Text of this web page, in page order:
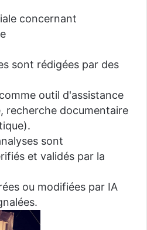
concernant
sont rédigées par des
outil d'assistance
recherche documentaire
sont
et validés par la
ou modifiées par IA